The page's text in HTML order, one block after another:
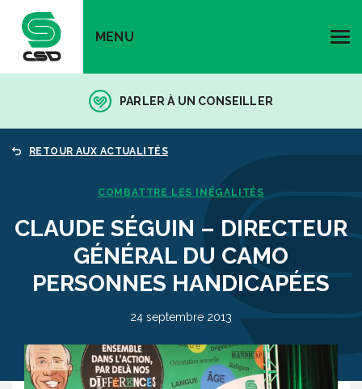
MENU
PARLER À UN CONSEILLER
RETOUR AUX ACTUALITÉS
COMBATTRE LES INÉGALITÉS
CLAUDE SÉGUIN – DIRECTEUR
GÉNÉRAL DU CAMO
PERSONNES HANDICAPÉES
24 septembre 2013